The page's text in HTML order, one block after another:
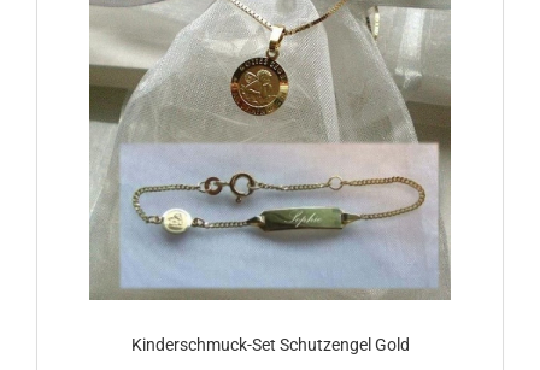
Kinderschmuck-Set Schutzengel Gold